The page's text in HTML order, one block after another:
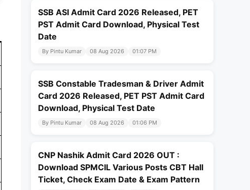
SSB ASI Admit Card 2026 Released, PET
PST Admit Card Download, Physical Test
Date
By Pintu Kumar 08 Aug 2026 01:07 PM
SSB Constable Tradesman & Driver Admit
Card 2026 Released, PET PST Admit Card
Download, Physical Test Date
By Pintu Kumar 08 Aug 2026 01:06 PM
CNP Nashik Admit Card 2026 OUT :
Download SPMCIL Various Posts CBT Hall
Ticket, Check Exam Date & Exam Pattern